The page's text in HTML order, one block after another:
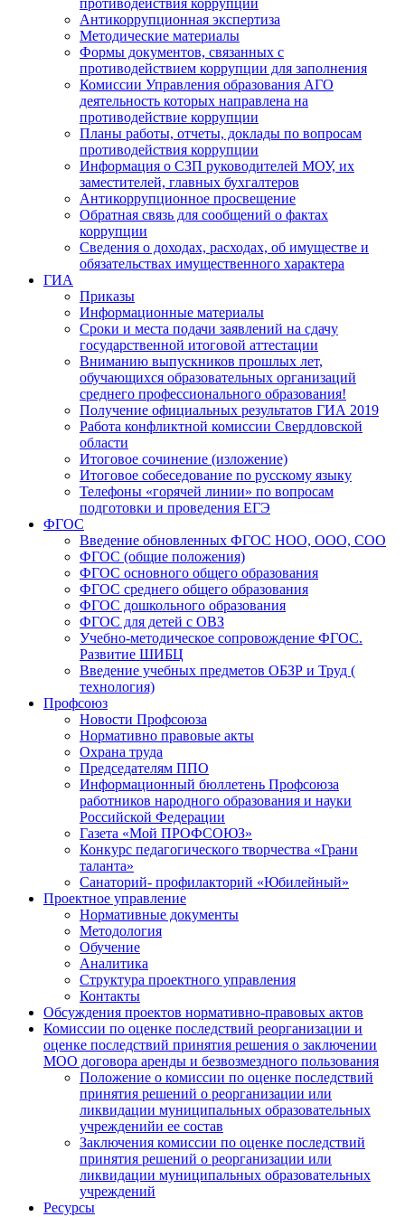
противодействия коррупции
Антикоррупционная экспертиза
Методические материалы
Формы документов, связанных с
противодействием коррупции для заполнения
Комиссии Управления образования АГО
деятельность которых направлена на
противодействие коррупции
Планы работы, отчеты, доклады по вопросам
противодействия коррупции
Информация о СЗП руководителей МОУ, их
заместителей, главных бухгалтеров
Антикоррупционное просвещение
Обратная связь для сообщений о фактах
коррупции
Сведения о доходах, расходах, об имуществе и
обязательствах имущественного характера
ГИА
Приказы
Информационные материалы
Сроки и места подачи заявлений на сдачу
государственной итоговой аттестации
Вниманию выпускников прошлых лет,
обучающихся образовательных организаций
среднего профессионального образования!
Получение официальных результатов ГИА 2019
Работа конфликтной комиссии Свердловской
области
Итоговое сочинение (изложение)
Итоговое собеседование по русскому языку
Телефоны «горячей линии» по вопросам
подготовки и проведения ЕГЭ
ФГОС
Введение обновленных ФГОС НОО, ООО, СОО
ФГОС (общие положения)
ФГОС основного общего образования
ФГОС среднего общего образования
ФГОС дошкольного образования
ФГОС для детей с ОВЗ
Учебно-методическое сопровождение ФГОС.
Развитие ШИБЦ
Введение учебных предметов ОБЗР и Труд (
технология)
Профсоюз
Новости Профсоюза
Нормативно правовые акты
Охрана труда
Председателям ППО
Информационный бюллетень Профсоюза
работников народного образования и науки
Российской Федерации
Газета «Мой ПРОФСОЮЗ»
Конкурс педагогического творчества «Грани
таланта»
Санаторий- профилакторий «Юбилейный»
Проектное управление
Нормативные документы
Методология
Обучение
Аналитика
Структура проектного управления
Контакты
Обсуждения проектов нормативно-правовых актов
Комиссии по оценке последствий реорганизации и
оценке последствий принятия решения о заключении
МОО договора аренды и безвозмездного пользования
Положение о комиссии по оценке последствий
принятия решений о реорганизации или
ликвидации муниципальных образовательных
учрежденийи ее состав
Заключения комиссии по оценке последствий
принятия решений о реорганизации или
ликвидации муниципальных образовательных
учреждений
Ресурсы